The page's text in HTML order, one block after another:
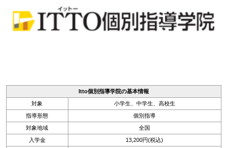
Itto個別指導学院の基本情報
対象
小学生、中学生、高校生
指導形態
個別指導
対象地域
全国
入学金
13,200円(税込)